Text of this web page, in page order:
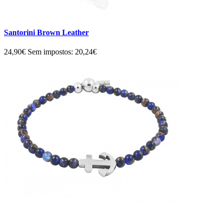
Santorini Brown Leather
24,90€ Sem impostos: 20,24€